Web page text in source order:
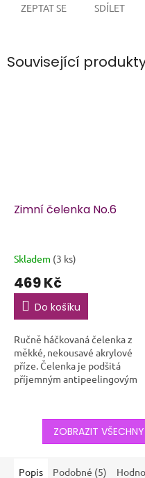
ZEPTAT SE SDÍLET
Související
Zimní čelenka No.6
Skladem (3 ks)
469 Kč
Do košíku
Ručně háčkovaná čelenka z
měkké, nekousavé akrylové
příze. Čelenka je podšitá
příjemným antipeelingovým
společník do...
ZOBRAZIT
Popis Podobné (5)